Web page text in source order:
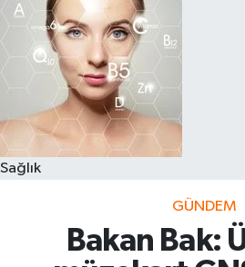
Sağlık
GÜNDEM
Bakan Bak: